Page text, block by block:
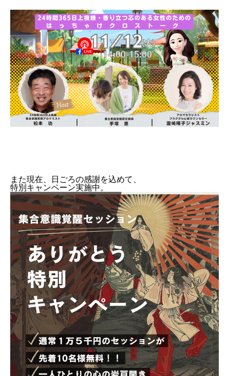
また現在、日ごろの感謝を込めて、
特別キャンペーン実施中。